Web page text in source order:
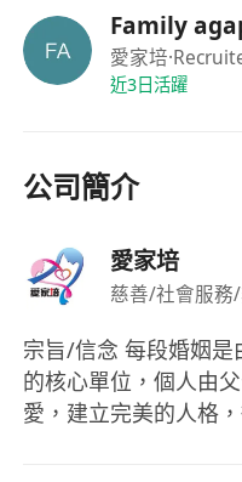
年在教育機構從事策
工作時數：每週工作
上半天工），有需要
地區:屯門
Family
愛家培
近3日活躍
公司簡介
愛家培
慈善/社會服務
宗旨/信念 每段婚姻
的核心單位，個人由
愛，建立完美的人格